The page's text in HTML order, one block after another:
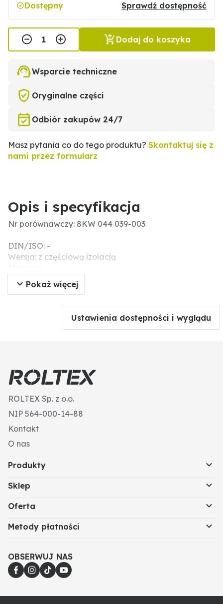
Dostępny Sprawdź dostępność
Dodaj do koszyka
Wsparcie techniczne
Oryginalne części
Odbiór zakupów 24/7
Masz pytania co do tego produktu? Skontaktuj się z
nami przez formularz
Opis i specyfikacja
Nr porównawczy: 8KW 044 039-003
DIN/ISO: -
Wersja: z częściową izolacją
Ø oczka (mm): 6,5 (M6)
Przekrój (mm²): 1,5 - 2,5
Pokaż więcej
Ustawienia dostępności i wyglądu
ROLTEX Sp. z o.o.
NIP 564-000-14-88
Kontakt
O nas
Produkty
Sklep
Oferta
Metody płatności
OBSERWUJ NAS